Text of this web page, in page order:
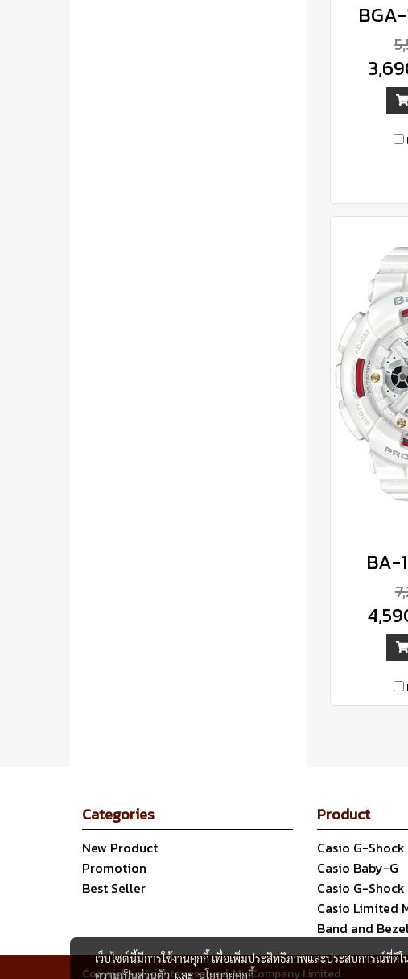
BA-
Categories
New Product
Promotion
Best Seller
Product
Casio G-Shock
Casio Baby-G
Casio G-
Casio Limited
Band and
Copyright all rights reserved. My Company Limited.
เว็บไซต์นี้มีการใช้งานคุกกี้ เพื่อเพิ่มประสิทธิภาพและประสบการณ์ที่ดี
ความเป็นส่วนตัวและนโยบายคุกกี้